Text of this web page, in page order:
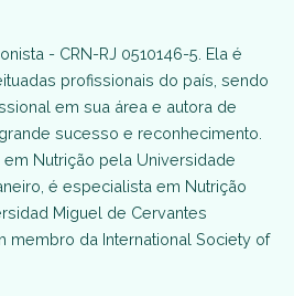
- CRN-RJ 0510146-5. Ela é
profissionais do país, sendo
em sua área e autora de
sucesso e reconhecimento.
Nutrição pela Universidade
é especialista em Nutrição
Miguel de Cervantes
membro da International Society of